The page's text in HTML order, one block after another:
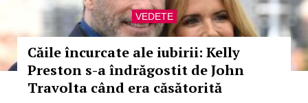
VEDETE
Căile încurcate ale iubirii: Kelly
Preston s-a îndrăgostit de John
Travolta când era căsătorită